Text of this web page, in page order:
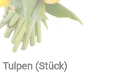
Tulpen (Stück)